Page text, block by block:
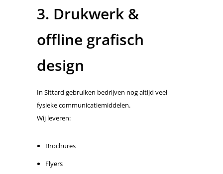
3. Drukwerk &
offline grafisch
design
In Sittard gebruiken bedrijven nog altijd veel
fysieke communicatiemiddelen.
Wij leveren:
Brochures
Flyers